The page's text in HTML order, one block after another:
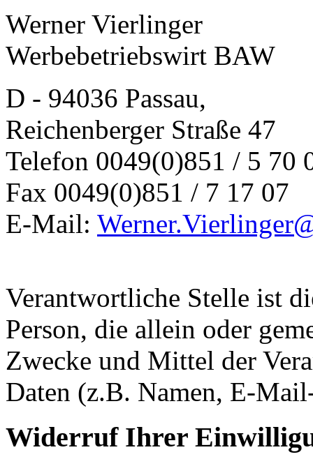
Werner Vierlinger
Werbebetriebswirt BAW
D - 94036 Passau,
Reichenberger Straße 47
Telefon 0049(0)851 / 5 70
Fax 0049(0)851 / 7 17 07
E-Mail:
Verantwortliche Stelle ist
Person, die allein oder
Zwecke und Mittel der
Daten (z.B. Namen, E-
Widerruf Ihrer